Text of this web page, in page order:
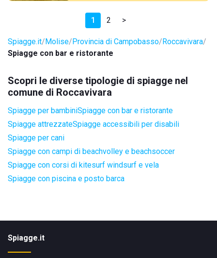
1 2 >
Spiagge.it Molise Provincia di Campobasso Roccavivara
Spiagge con bar e ristorante
Scopri le diverse tipologie di spiagge nel
comune di Roccavivara
Spiagge per bambiniSpiagge con bar e ristorante
Spiagge attrezzateSpiagge accessibili per disabili
Spiagge per cani
Spiagge con campi di beachvolley e beachsoccer
Spiagge con corsi di kitesurf windsurf e vela
Spiagge con piscina e posto barca
Spiagge.it